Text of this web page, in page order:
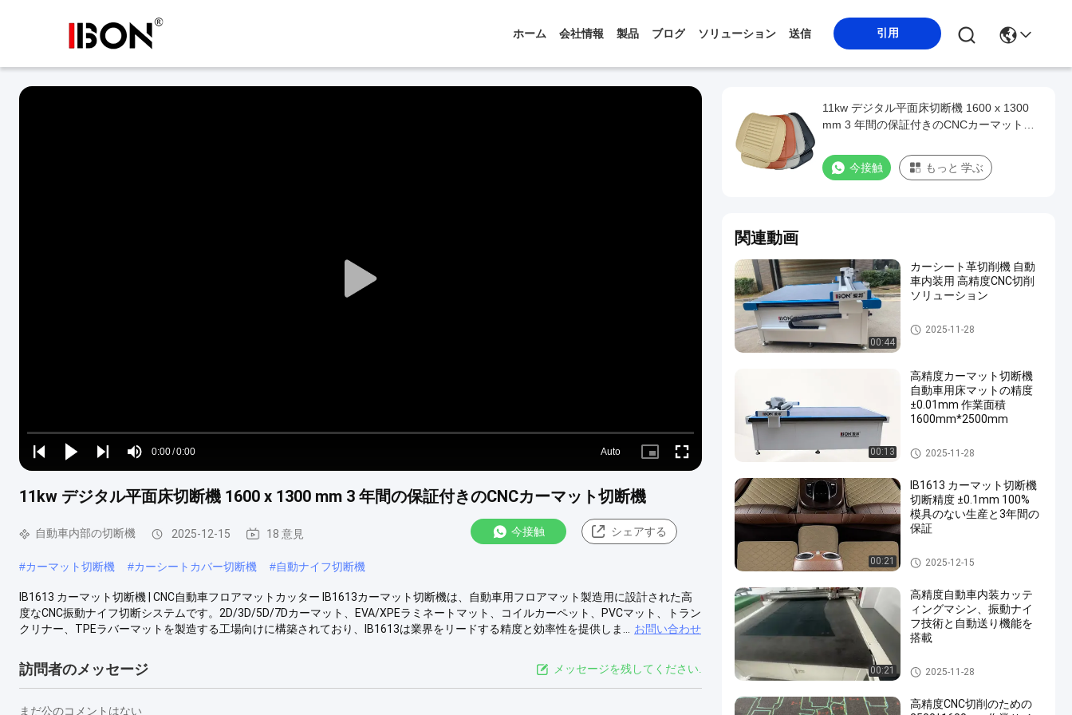
ホーム 会社情報 製品 ブログ ソリューション 送信 引用
Play
Play
Play
Play
Mute
Time
0:00/0:00
Loaded:
0%
Auto
Picture- Fullscreen
11kw デジタル平面床切断機 1600 x 1300 mm 3 年間の保証付きのCNCカーマット切断機
自動車内部の切断機 2025-12-15 18 意見 今接触 シェアする
#カーマット切断機 #カーシートカバー切断機 #自動ナイフ切断機
IB1613 カーマット切断機 | CNC自動車フロアマットカッター IB1613カーマット切断機は、自動車用フロアマット製造用に設計された高
度なCNC振動ナイフ切断システムです。2D/3D/5D/7Dカーマット、EVA/XPEラミネートマット、コイルカーペット、PVCマット、トラン
クリナー、TPEラバーマットを製造する工場向けに構築されており、IB1613は業界をリードする精度と効率性を提供しま...
お問い合わせ
訪問者のメッセージ メッセージを残してください.
まだ公のコメントはない
11kw デジタル平面床切断機 1600 x 1300
mm 3 年間の保証付きのCNCカーマット切
今接触 もっと 学ぶ
関連動画
00:44
カーシート革切削機 自動
車内装用 高精度CNC切削
ソリューション
自動車内部の切断機
2025-11-28
00:13
高精度カーマット切断機
自動車用床マットの精度
±0.01mm 作業面積
1600mm*2500mm
自動車内部の切断機
2025-11-28
00:21
IB1613 カーマット切断機
切断精度 ±0.1mm 100%
模具のない生産と3年間の
保証
自動車内部の切断機
2025-12-15
00:21
高精度自動車内装カッテ
ィングマシン、振動ナイ
フ技術と自動送り機能を
搭載
自動車内部の切断機
2025-11-28
高精度CNC切削のための